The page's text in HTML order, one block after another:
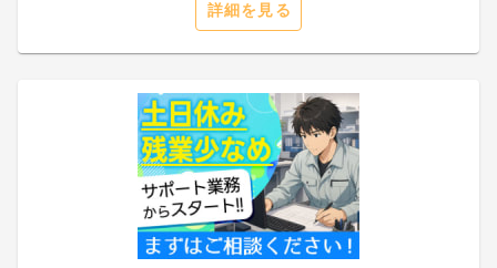
詳細を見る